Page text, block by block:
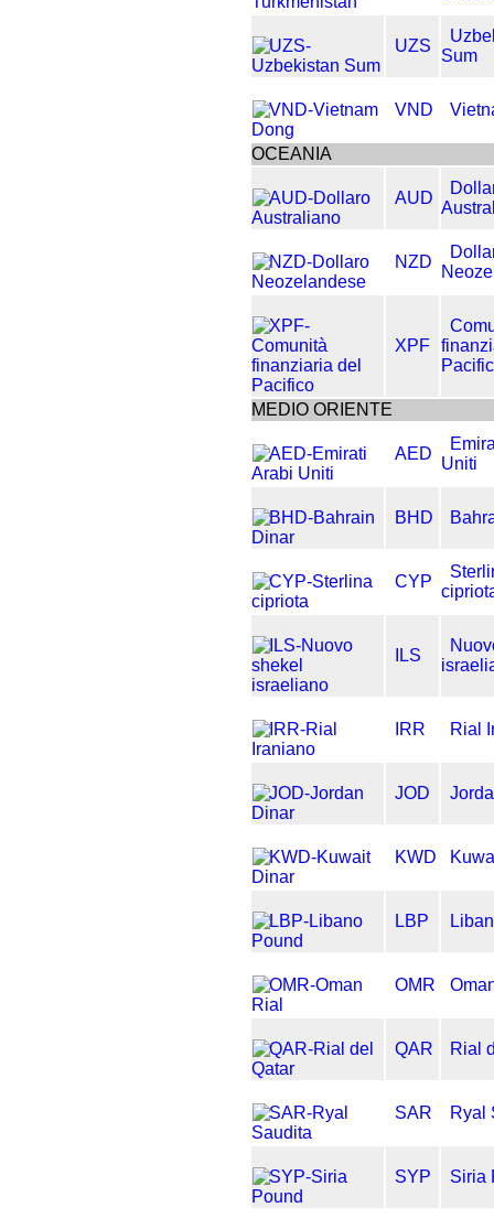
UZS
Sum
VND
OCEANIA
AUD
NZD
XPF
MEDIO ORIENTE
AED
Uniti
BHD
CYP
ILS
IRR Rial
JOD
KWD
LBP
OMR
QAR Rial
SAR Ryal
SYP Siria